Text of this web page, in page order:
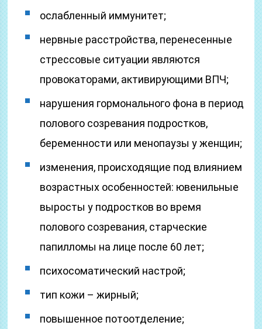
ослабленный иммунитет;
нервные расстройства, перенесенные
стрессовые ситуации являются
провокаторами, активирующими ВПЧ;
нарушения гормонального фона в период
полового созревания подростков,
беременности или менопаузы у женщин;
изменения, происходящие под влиянием
возрастных особенностей: ювенильные
выросты у подростков во время
полового созревания, старческие
папилломы на лице после 60 лет;
психосоматический настрой;
тип кожи – жирный;
повышенное потоотделение;